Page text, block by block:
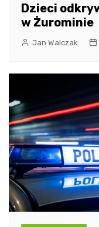
Dzieci
w Żurominie
Jan Walczak